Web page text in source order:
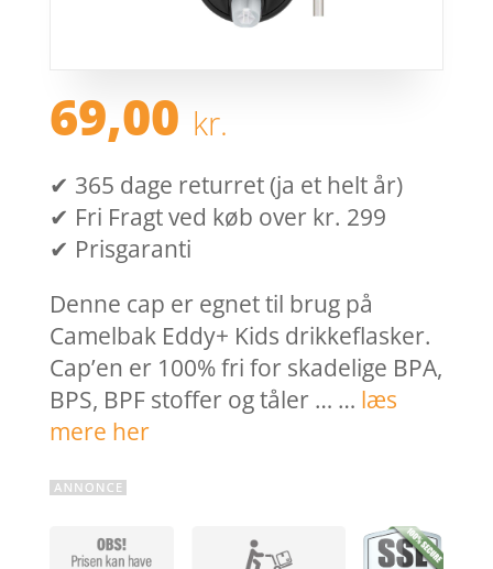
69,00 kr.
✔ 365 dage returret (ja et helt år)
✔ Fri Fragt ved køb over kr. 299
✔ Prisgaranti
Denne cap er egnet til brug på
Camelbak Eddy+ Kids drikkeflasker.
Cap’en er 100% fri for skadelige BPA,
BPS, BPF stoffer og tåler … … læs
mere her